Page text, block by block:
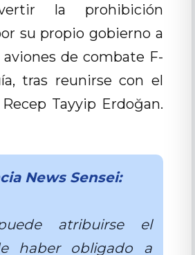
la prohibición
su propio gobierno a
de combate F-
tras reunirse con el
Tayyip Erdoğan.
News Sensei:
atribuirse el
haber obligado a